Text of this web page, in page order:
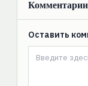
Комментарии
Оставить